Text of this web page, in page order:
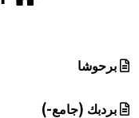
برحوشا
بردبك (جامع-)